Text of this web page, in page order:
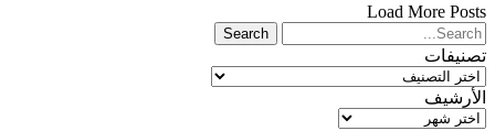
Load More Posts
تصنيفات
تصنيفات
الأرشيف
الأرشيف